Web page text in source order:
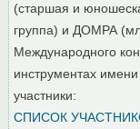
(старшая и
группа) и ДОМРА
Международного
инструментах
участники:
СПИСОК